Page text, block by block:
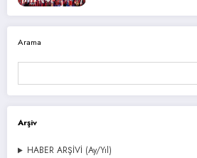
Arama
Arşiv
HABER ARŞİVİ (Ay/Yıl)